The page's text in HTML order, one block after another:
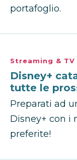
portafoglio.
Streaming & TV
Disney+
tutte le
Preparati ad
Disney+ con i
preferite!